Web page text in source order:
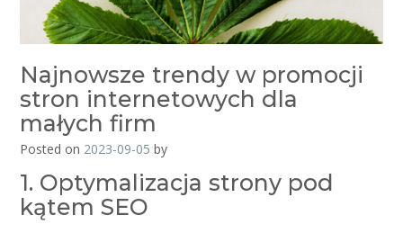
Najnowsze trendy w promocji
stron internetowych dla
małych firm
Posted on 2023-09-05 by
1. Optymalizacja strony pod
kątem SEO